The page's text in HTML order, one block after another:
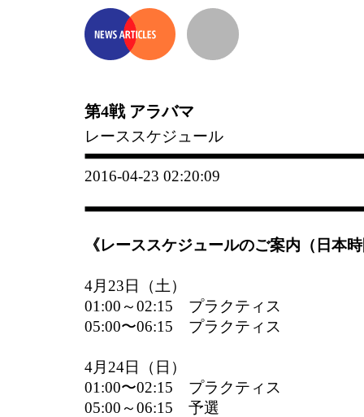
第4戦 アラバマ
レーススケジュール
2016-04-23 02:20:09
《レーススケジュールのご案内（日本
4月23日（土）
01:00～02:15 プラクティス
05:00〜06:15 プラクティス
4月24日（日）
01:00〜02:15 プラクティス
05:00～06:15 予選